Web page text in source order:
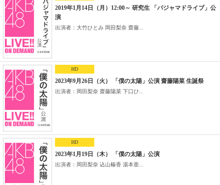
2019年1月14日（月）12:00～ 研究生 「パジャマドライブ」公
演
出演者：大竹ひとみ 岡田梨奈 齋藤...
HD
2023年9月26日（火） 「僕の太陽」公演 齋藤陽菜 生誕祭
出演者：岡田梨奈 齋藤陽菜 下口ひ...
HD
2023年1月19日（木） 「僕の太陽」公演
出演者：岡田梨奈 込山榛香 湯本亜...